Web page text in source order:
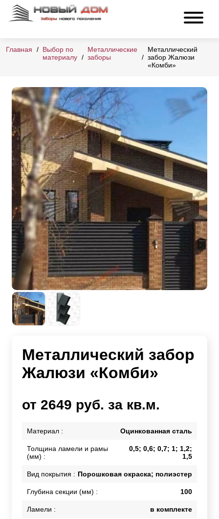
Главная
Выбор по
материалу
Металлические
заборы
Металлический
забор Жалюзи
«Комби»
Металлический забор
Жалюзи «Комби»
от 2649 руб. за кв.м.
Материал : Оцинкованная сталь
Толщина ламели и рамы
(мм) :
0,5; 0,6; 0,7; 1; 1,2;
1,5
Вид покрытия : Порошковая окраска; полиэстер
Глубина секции (мм) : 100
Ламели : в комплекте